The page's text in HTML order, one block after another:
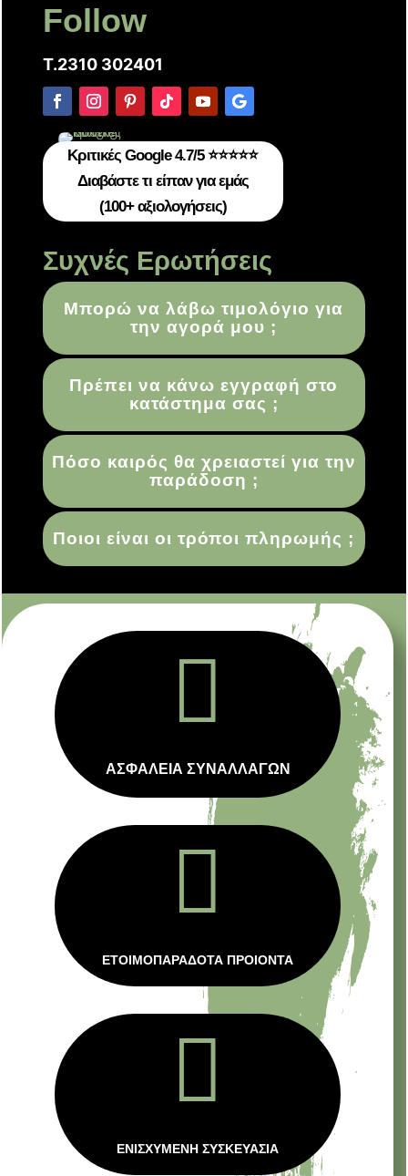
Follow
T.2310 302401
Κριτικές Google 4.7/5 ⭐⭐⭐⭐⭐
Διαβάστε τι είπαν για εμάς
(100+ αξιολογήσεις)
Συχνές Ερωτήσεις
Μπορώ να λάβω τιμολόγιο για
την αγορά μου ;
Πρέπει να κάνω εγγραφή στο
κατάστημα σας ;
Πόσο καιρός θα χρειαστεί για την
παράδοση ;
Ποιοι είναι οι τρόποι πληρωμής ;

ΑΣΦΑΛΕΙΑ ΣΥΝΑΛΛΑΓΩΝ

ΕΤΟΙΜΟΠΑΡΑΔΟΤΑ ΠΡΟΙΟΝΤΑ

ΕΝΙΣΧΥΜΕΝΗ ΣΥΣΚΕΥΑΣΙΑ